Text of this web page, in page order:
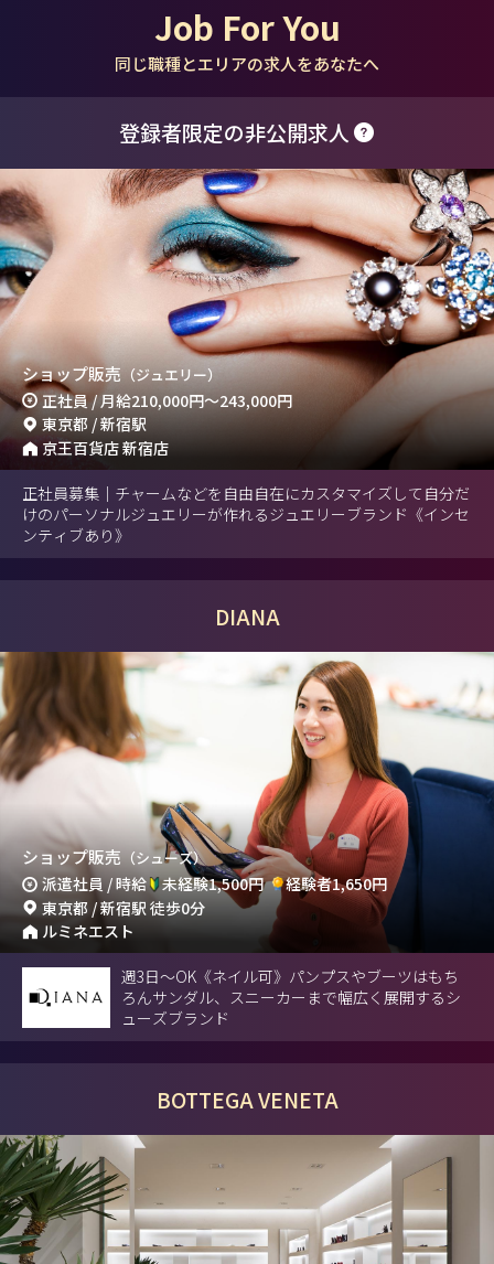
Job For You
同じ職種とエリアの求人をあなたへ
登録者限定の非公開求人
ショップ販売 （ジュエリー）
正社員 / 月給210,000円～243,000円
東京都 / 新宿駅
京王百貨店 新宿店
正社員募集｜チャームなどを自由自在にカスタマイズして自分だ
けのパーソナルジュエリーが作れるジュエリーブランド《インセ
ンティブあり》
DIANA
ショップ販売 （シューズ）
派遣社員 / 時給 未経験1,500円
経験者1,650円
東京都 / 新宿駅 徒歩0分
ルミネエスト
週3日～OK《ネイル可》パンプスやブーツはもち
ろんサンダル、スニーカーまで幅広く展開するシ
ューズブランド
BOTTEGA VENETA